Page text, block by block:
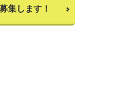
集します！